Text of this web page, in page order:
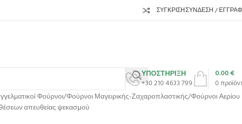
ΣΎΓΚΡΙΣΗΣΎΝΔΕΣΗ /
ΥΠΟΣΤΗΡΙΞΗ
+30 210 4633 799
0
0.00€
Φούρνοι Φούρνοι Μαγειρικής-Ζαχαροπλαστικής Φούρνοι Αερίου
απευθείας ψεκασμού